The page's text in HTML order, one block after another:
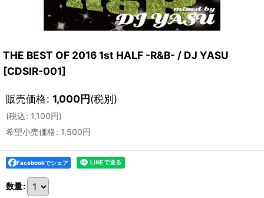
THE BEST OF 2016 1st HALF -R&B- / DJ YASU
[CDSIR-001]
販売価格: 1,000円(税別)
(税込: 1,100円)
希望小売価格: 1,500円
Facebookでシェア
数量: